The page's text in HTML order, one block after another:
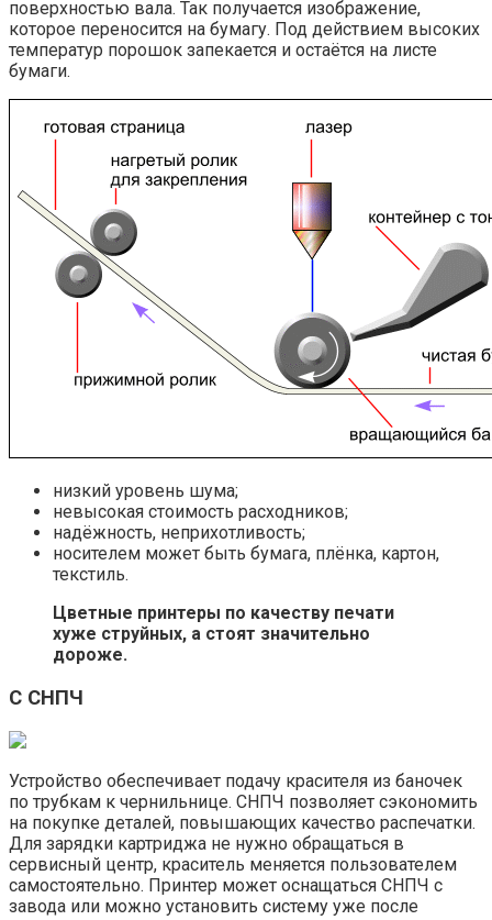
поверхностью вала. Так получается изображение,
которое переносится на бумагу. Под действием высоких
температур порошок запекается и остаётся на листе
бумаги.
низкий уровень шума;
невысокая стоимость расходников;
надёжность, неприхотливость;
носителем может быть бумага, плёнка, картон,
текстиль.
Цветные принтеры по качеству печати
хуже струйных, а стоят значительно
дороже.
С СНПЧ
Устройство обеспечивает подачу красителя из баночек
по трубкам к чернильнице. СНПЧ позволяет сэкономить
на покупке деталей, повышающих качество распечатки.
Для зарядки картриджа не нужно обращаться в
сервисный центр, краситель меняется пользователем
самостоятельно. Принтер может оснащаться СНПЧ с
завода или можно установить систему уже после